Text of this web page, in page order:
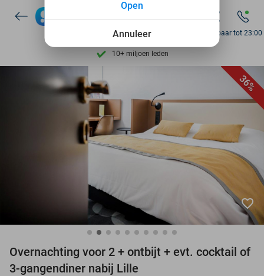
Ontdek 15.000+ deals
7 dagen per week beschikbaar
10+ miljoen leden
205.807 reviews
Ontdek 15.000+ deals
7 dagen per week beschikbaar
10+ miljoen leden
Bereikbaar tot 23:00
36%
favorite_border
Overnachting voor 2 + ontbijt + evt. cocktail of
3-gangendiner nabij Lille
Annuleer
Open